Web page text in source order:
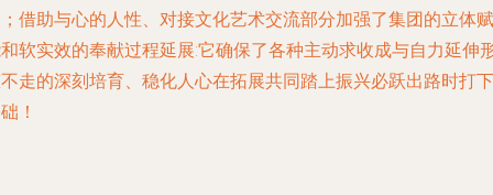
借助与心的人性、对接文化艺术交流部分加强了集团的立体赋
软实效的奉献过程延展:它确保了各种主动求收成与自力延伸
走的深刻培育、稳化人心在拓展共同踏上振兴必跃出路时打下
！